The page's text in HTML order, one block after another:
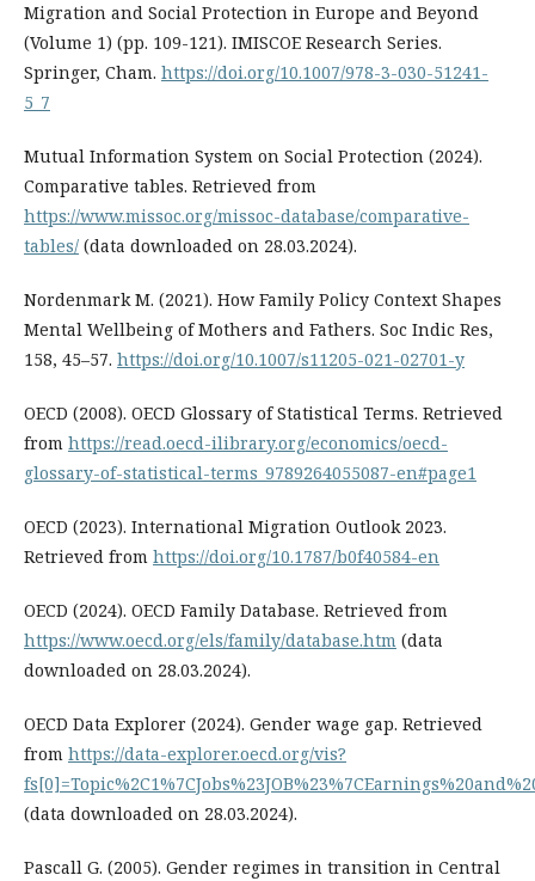
Migration and Social Protection in Europe and Beyond
(Volume 1) (pp. 109-121). IMISCOE Research Series.
Springer, Cham. https://doi.org/10.1007/978-3-030-51241-
5_7
Mutual Information System on Social Protection (2024).
Comparative tables. Retrieved from
https://www.missoc.org/missoc-database/comparative-
tables/ (data downloaded on 28.03.2024).
Nordenmark M. (2021). How Family Policy Context Shapes
Mental Wellbeing of Mothers and Fathers. Soc Indic Res,
158, 45–57. https://doi.org/10.1007/s11205-021-02701-y
OECD (2008). OECD Glossary of Statistical Terms. Retrieved
from https://read.oecd-ilibrary.org/economics/oecd-
glossary-of-statistical-terms_9789264055087-en#page1
OECD (2023). International Migration Outlook 2023.
Retrieved from https://doi.org/10.1787/b0f40584-en
OECD (2024). OECD Family Database. Retrieved from
https://www.oecd.org/els/family/database.htm (data
downloaded on 28.03.2024).
OECD Data Explorer (2024). Gender wage gap. Retrieved
from https://data-explorer.oecd.org/vis?
(data downloaded on 28.03.2024).
Pascall G. (2005). Gender regimes in transition in Central